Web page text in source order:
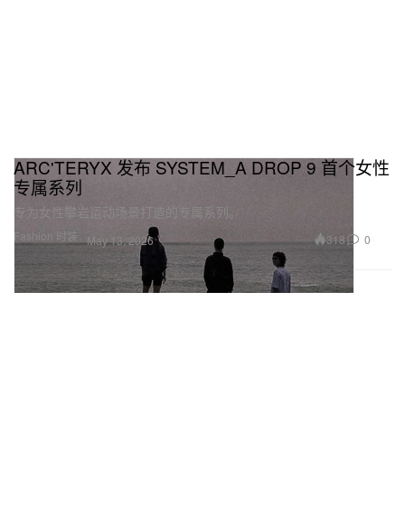
Fashion 时装
ARC'TERYX 发布 SYSTEM_A DROP 9 首个女性
专属系列
专为女性攀岩运动场景打造的专属系列。
May 13, 2026 318 0